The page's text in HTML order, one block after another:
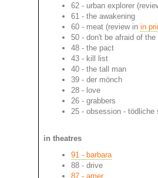
62 - urban explorer
61 - the awakening
60 - meat (review in in
50 - don't be afraid of
48 - the pact
43 - kill list
40 - the tall man
39 - der mönch
28 - love
26 - grabbers
25 - obsession - tödliche
in theatres
91 - barbara
88 - drive
87 - amer